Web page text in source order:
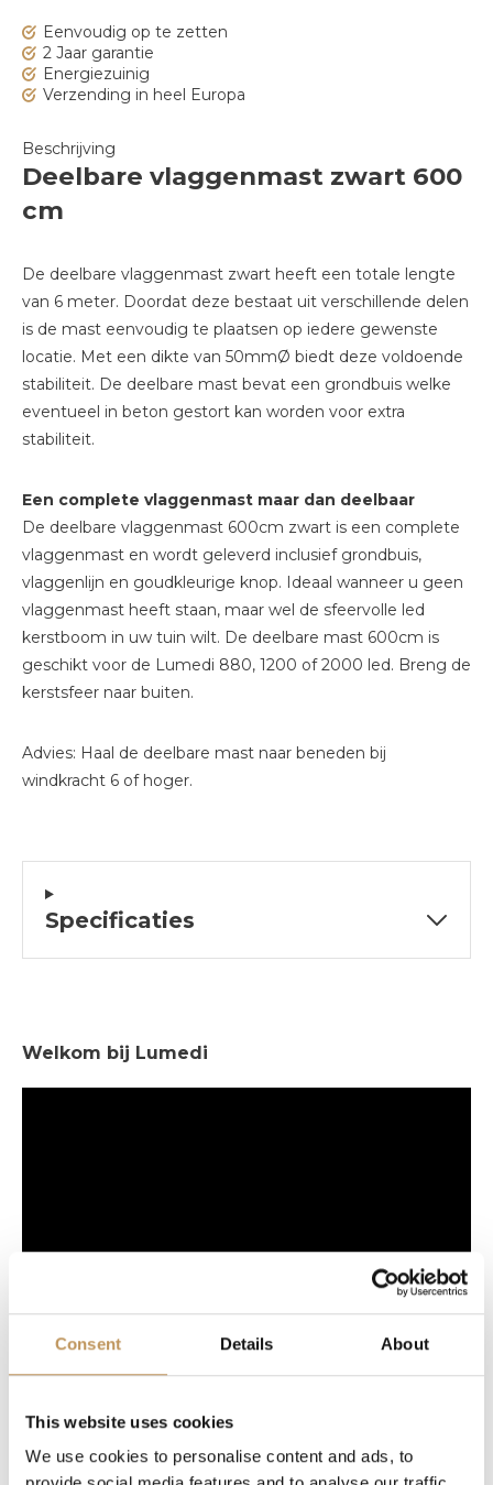
Consent Details About
This website uses cookies
We use cookies to personalise content and ads, to
Eenvoudig op te zetten
2 Jaar garantie
Energiezuinig
Verzending in heel Europa
Beschrijving
Deelbare vlaggenmast zwart 600
cm
De deelbare vlaggenmast zwart heeft een totale lengte
van 6 meter. Doordat deze bestaat uit verschillende delen
is de mast eenvoudig te plaatsen op iedere gewenste
locatie. Met een dikte van 50mmØ biedt deze voldoende
stabiliteit. De deelbare mast bevat een grondbuis welke
eventueel in beton gestort kan worden voor extra
stabiliteit.
Een complete vlaggenmast maar dan deelbaar
De deelbare vlaggenmast 600cm zwart is een complete
vlaggenmast en wordt geleverd inclusief grondbuis,
vlaggenlijn en goudkleurige knop. Ideaal wanneer u geen
vlaggenmast heeft staan, maar wel de sfeervolle led
kerstboom in uw tuin wilt. De deelbare mast 600cm is
geschikt voor de Lumedi 880, 1200 of 2000 led. Breng de
kerstsfeer naar buiten.
Advies: Haal de deelbare mast naar beneden bij
windkracht 6 of hoger.
Specificaties
Welkom bij Lumedi